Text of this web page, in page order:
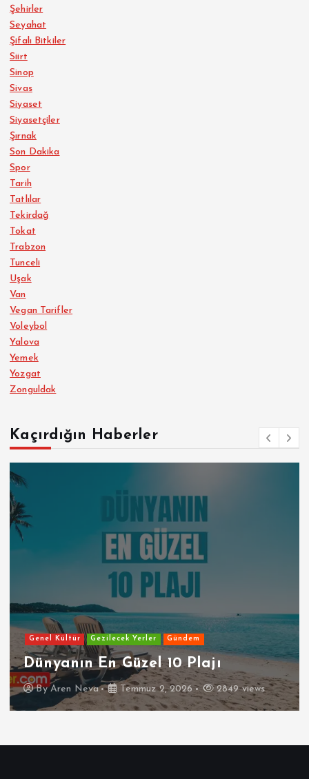
Şehirler
Seyahat
Şifalı Bitkiler
Siirt
Sinop
Sivas
Siyaset
Siyasetçiler
Şırnak
Son Dakika
Spor
Tarih
Tatlılar
Tekirdağ
Tokat
Trabzon
Tunceli
Uşak
Van
Vegan Tarifler
Voleybol
Yalova
Yemek
Yozgat
Zonguldak
Kaçırdığın Haberler
Genel Kültür Gezilecek Yerler Gündem
Dünyanın En Güzel 10 Plajı
ByAren Neva Temmuz 2, 2026 2849 views